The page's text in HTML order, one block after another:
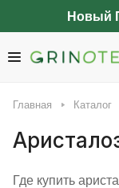
Новый
Главная Каталог
Где купить